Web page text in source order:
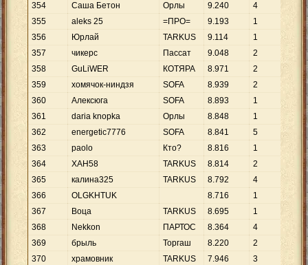
354
Саша Бетон Орлы 9.240 4
355
aleks 25 =ПРО= 9.193 1
356
Юрлай TARKUS 9.114 1
357
чикерс Пассат 9.048 2
358
GuLiWER КОТЯРА 8.971 2
359
хомячок-ниндзя SOFA 8.939 2
360
Алексюга SOFA 8.893 1
361
daria knopka Орлы 8.848 1
362
energetic7776 SOFA 8.841 5
363
paolo Кто? 8.816 1
364
XAH58 TARKUS 8.814 2
365
калина325 TARKUS 8.792 4
366
OLGKHTUK 8.716 1
367
Воца TARKUS 8.695 1
368
Nekkon ПАРТОС 8.364 4
369
брыль Торгаш 8.220 2
370
храмовник TARKUS 7.946 3